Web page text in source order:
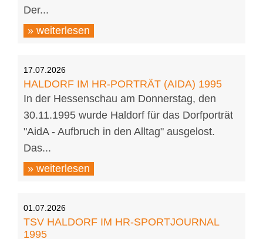
Der...
» weiterlesen
17.07.2026
HALDORF IM HR-PORTRÄT (AIDA) 1995
In der Hessenschau am Donnerstag, den
30.11.1995 wurde Haldorf für das Dorfporträt
"AidA - Aufbruch in den Alltag" ausgelost.
Das...
» weiterlesen
01.07.2026
TSV HALDORF IM HR-SPORTJOURNAL
1995